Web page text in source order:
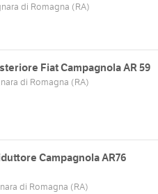
di Romagna (RA)
Fiat Campagnola AR 59
di Romagna (RA)
Campagnola AR76
di Romagna (RA)